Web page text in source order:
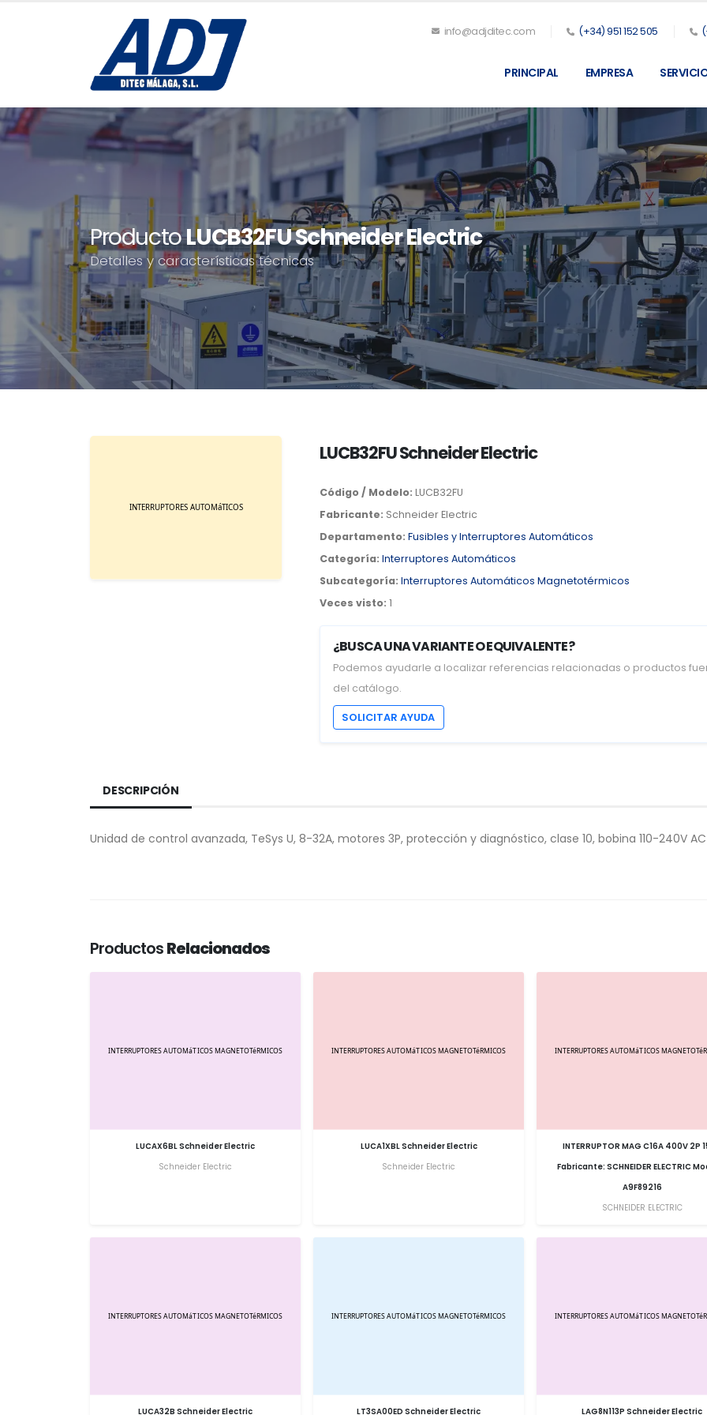
info@adjditec.com (+34) 951 152 505
PRINCIPAL EMPRESA
ProductoLUCB32FU Schneider Electric
Detalles y características técnicas
LUCB32FU Schneider Electric
Código / Modelo: LUCB32FU
Fabricante: Schneider Electric
Departamento: Fusibles y Interruptores Automáticos
Categoría: Interruptores Automáticos
Subcategoría: Interruptores Automáticos Magnetotérmicos
Veces visto: 1
¿BUSCA UNA VARIANTE O EQUIVALENTE?
Podemos ayudarle a localizar referencias relacionadas o productos
del catálogo.
SOLICITAR AYUDA
DESCRIPCIÓN
Unidad de control avanzada, TeSys U, 8-32A, motores 3P, protección y diagnóstico, clase 10, bobina 110-240V
ProductosRelacionados
LUCAX6BL Schneider Electric
Schneider Electric
LUCA1XBL Schneider Electric
Schneider Electric
INTERRUPTOR MAG C16A 400V 2P
Fabricante: SCHNEIDER ELECTRIC
A9F89216
SCHNEIDER ELECTRIC
LUCA32B Schneider Electric LT3SA00ED Schneider Electric LAG8N113P Schneider Electric